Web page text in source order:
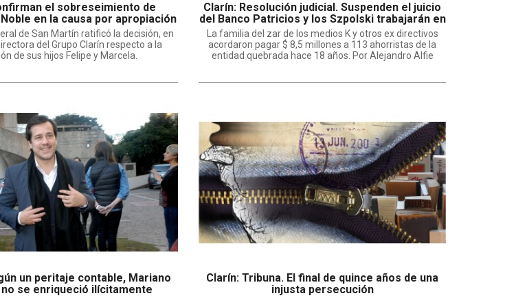
el sobreseimiento de
en la causa por apropiación
de menores
de San Martín ratificó la decisión, en
del Grupo Clarín respecto a la
de sus hijos Felipe y Marcela.
Clarín: Resolución judicial. Suspenden el juicio
del Banco Patricios y los Szpolski trabajarán en
“Los Piletones”
La familia del zar de los medios K y otros ex directivos
acordaron pagar $ 8,5 millones a 113 ahorristas de la
entidad quebrada hace 18 años. Por Alejandro Alfie
un peritaje contable, Mariano
no se enriqueció ilícitamente
Clarín: Tribuna. El final de quince años de una
injusta persecución